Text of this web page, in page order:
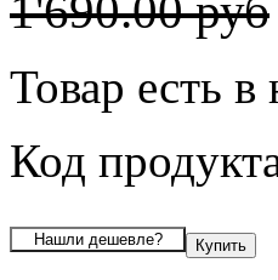
1'690.00 руб
Товар есть
Код